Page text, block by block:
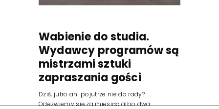
Wabienie do studia.
Wydawcy programów są
mistrzami sztuki
zapraszania gości
Dziś, jutro ani pojutrze nie da rady?
Odezwiemy się za miesiąc albo dwa.